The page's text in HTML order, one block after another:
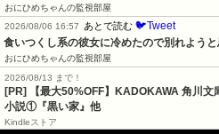
おにひめちゃんの監視部屋
2026/08/06 16:57
あとで読む 🐦Tweet
食いつくし系の彼女に冷めたので別れよう
おにひめちゃんの監視部屋
2026/08/13 まで！
[PR] 【最大50%OFF】KADOKAWA 角川
小説①『黒い家』他
Kindleストア